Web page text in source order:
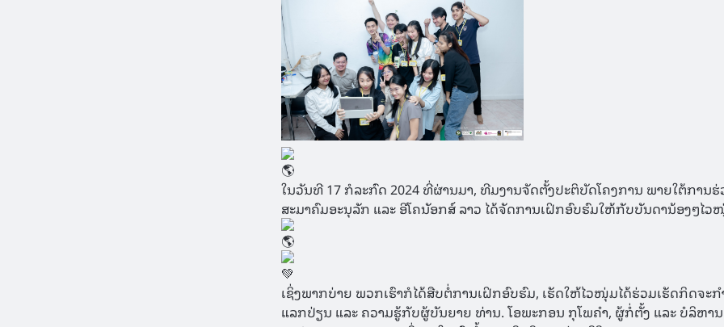
ໃນວັນທີ 17 ກໍລະກົດ 2024 ທີ່ຜ່ານມາ, ທີມງານຈັດຕັ້ງປະຕິບັດໂຄງການ ພາຍໃຕ້ການ
ສະມາຄົມອະນຸລັກ ແລະ ອີໂຄນັອກສ໌ ລາວ ໄດ້ຈັດການເຝິກອົບຮົມໃຫ້ກັບບັນດານ້ອງໆໄວ
ເຊິ່ງພາກບ່າຍ ພວກເຮົາກໍໄດ້ສືບຕໍ່ການເຝິກອົບຮົມ, ເຮັດໃຫ້ໄວໜຸ່ມໄດ້ຮ່ວມເຮັດກິດຈະກ
ແລກປ່ຽນ ແລະ ຄວາມຮູ້ກັບຜູ້ບັນຍາຍ ທ່ານ. ໂອພະກອນ ກຸໂພຄຳ, ຜູ້ກໍ່ຕັ້ງ ແລະ ບໍລິຫາ